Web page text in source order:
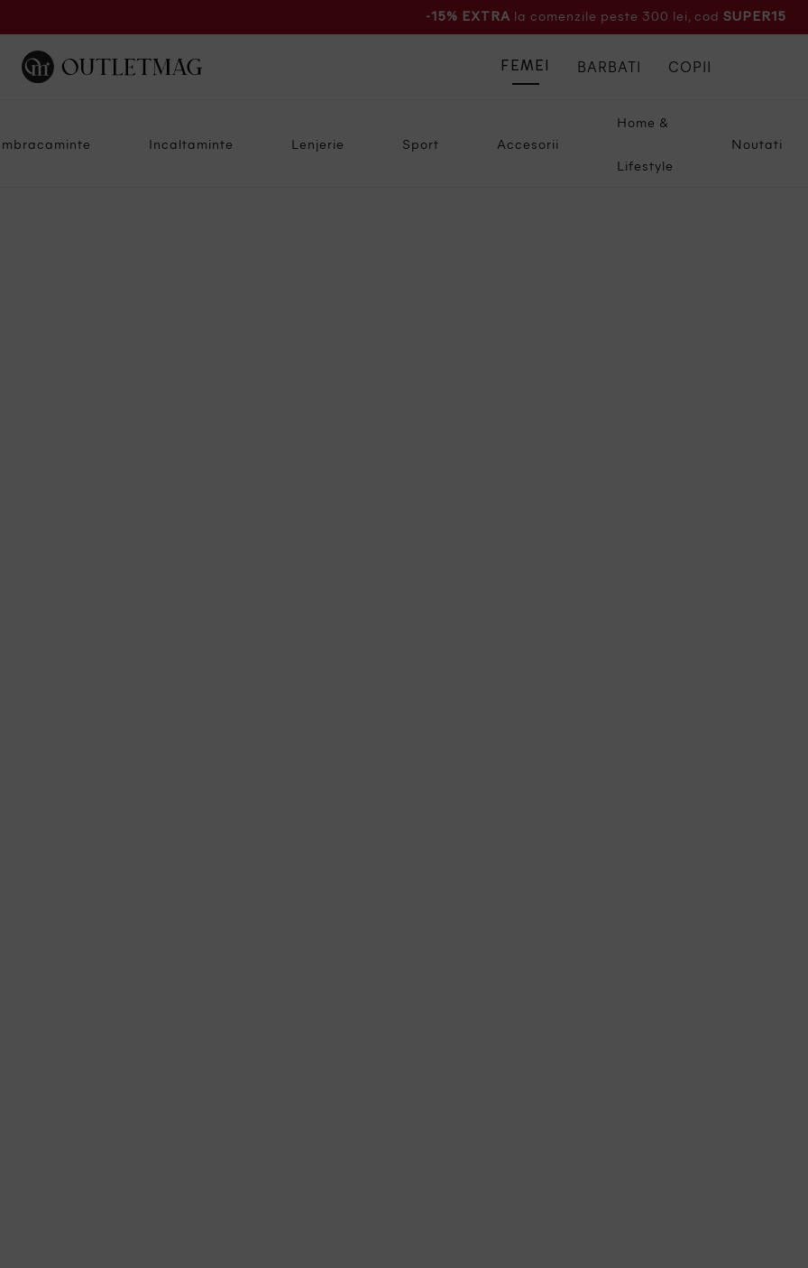
-15% EXTRA la comenzile peste 300 lei, cod SUPER15
Incaltaminte Lenjerie Sport Accesorii
Home &
Lifestyle
Noutati
FEMEI BARBATI COPII